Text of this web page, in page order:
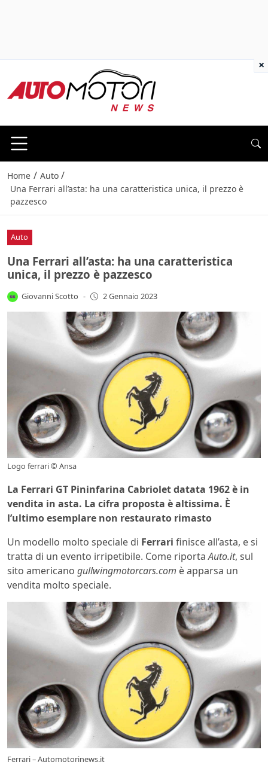
Home / Auto /
Una Ferrari all’asta: ha una caratteristica unica, il prezzo è
pazzesco
Auto
Una Ferrari all’asta: ha una caratteristica
unica, il prezzo è pazzesco
Giovanni Scotto - 2 Gennaio 2023
Logo ferrari © Ansa
La Ferrari GT Pininfarina Cabriolet datata 1962 è in
vendita in asta. La cifra proposta è altissima. È
l’ultimo esemplare non restaurato rimasto
Un modello molto speciale di Ferrari finisce all’asta, e si
tratta di un evento irripetibile. Come riportaAuto.it, sul
sito americano gullwingmotorcars.com è apparsa un
vendita molto speciale.
Ferrari – Automotorinews.it
×